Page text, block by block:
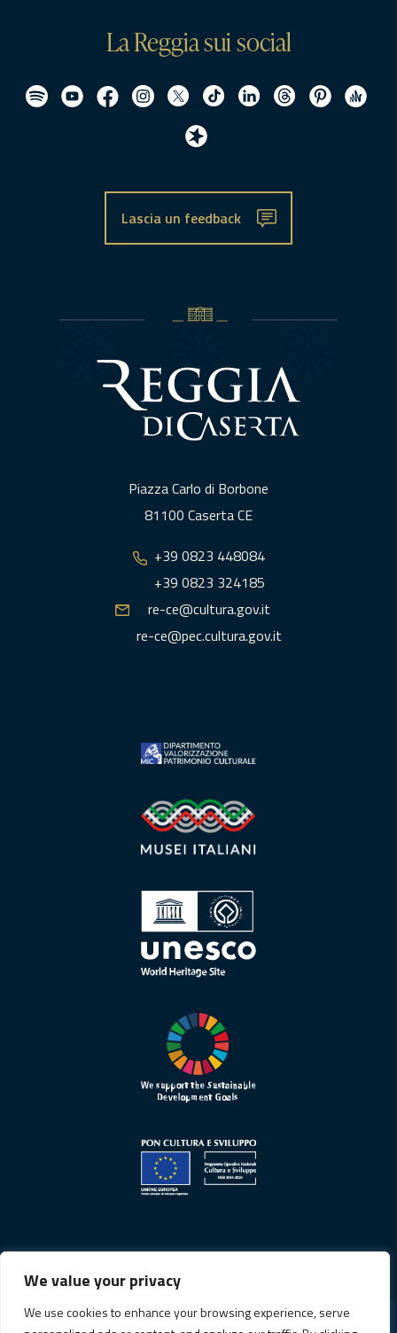
We value your privacy
We use cookies to enhance your browsing experience, serve
La Reggia sui social
Lascia un feedback
Piazza Carlo di Borbone
81100 Caserta CE
+39 0823 448084
+39 0823 324185
re-ce@cultura.gov.it
re-ce@pec.cultura.gov.it